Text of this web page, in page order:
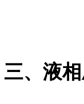
三、液